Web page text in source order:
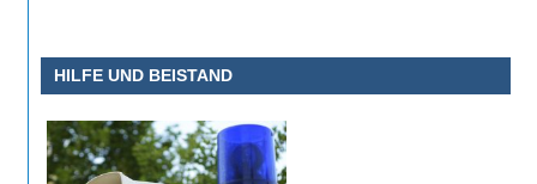
HILFE UND BEISTAND